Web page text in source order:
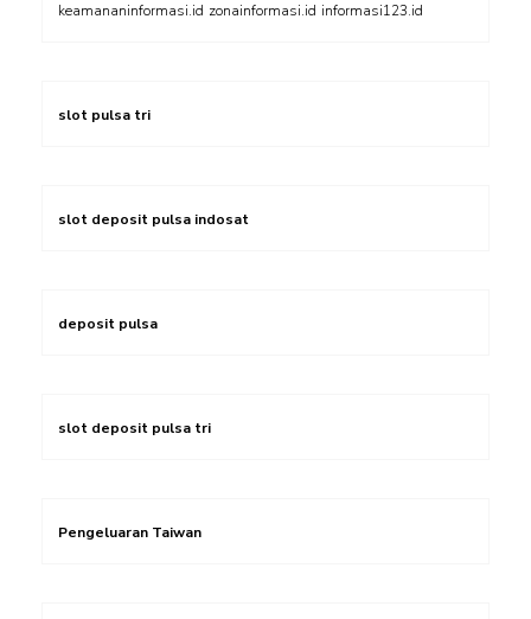
keamananinformasi.id zonainformasi.id informasi123.id
slot pulsa tri
slot deposit pulsa indosat
deposit pulsa
slot deposit pulsa tri
Pengeluaran Taiwan